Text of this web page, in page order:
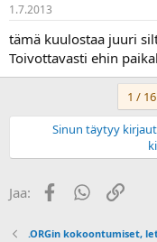
1.7.2013
tämä kuulostaa juuri
Toivottavasti ehin
1 / 16
Sinun täytyy
Jaa: FacebookWhatsApp
Linkki
.ORGin kokoontumiset,